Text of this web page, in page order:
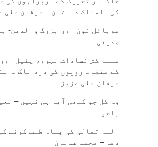
کی المناک داستان – عرفان علی
موبائل فون اور بزرگ والدین-
صدیقی
مسلم کش فسادات نہرو، پٹیل
عرفان علی عزیز
وہ کل جو کبھی آیا ہی نہیں –
باجوہ
اللہ تعالیٰ کی پناہ طلب کرنے
دعا – محمد عدنان